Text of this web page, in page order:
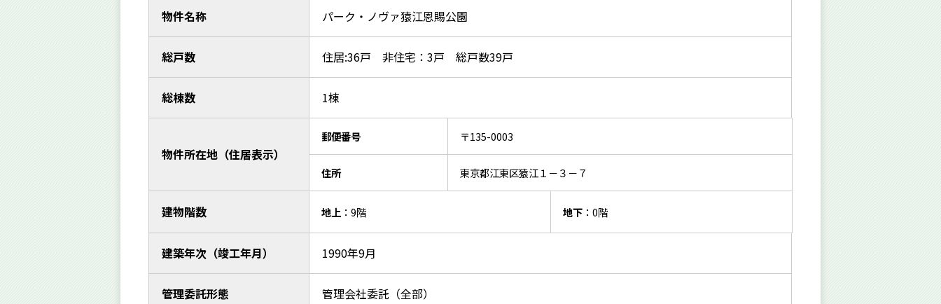
物件名称 パーク・ノヴァ猿江恩賜公園
総戸数 住居:36戸 非住宅：3戸 総戸数39戸
総棟数 1棟
物件所在地（住居表示）
郵便番号 〒135-0003
住所 東京都江東区猿江１－３－７
建物階数 地上：9階 地下：0階
建築年次（竣工年月） 1990年9月
管理委託形態 管理会社委託（全部）